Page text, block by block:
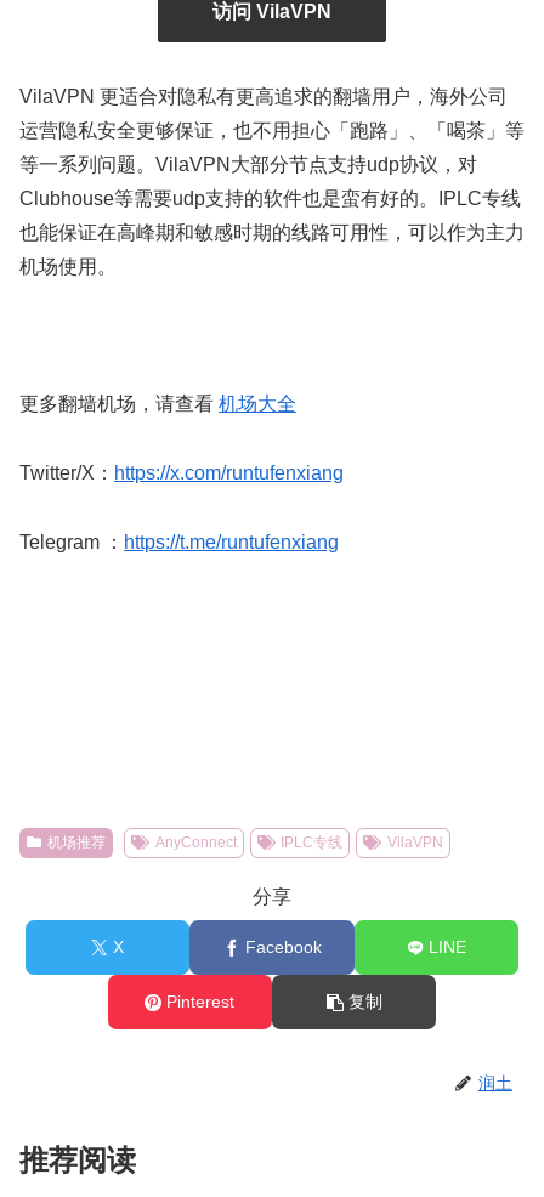
访问 VilaVPN
VilaVPN 更适合对隐私有更高追求的翻墙用户，海外公司
运营隐私安全更够保证，也不用担心「跑路」、「喝茶」等
等一系列问题。VilaVPN大部分节点支持udp协议，对
Clubhouse等需要udp支持的软件也是蛮有好的。IPLC专线
也能保证在高峰期和敏感时期的线路可用性，可以作为主力
机场使用。
更多翻墙机场，请查看 机场大全
Twitter/X： https://x.com/runtufenxiang
Telegram ： https://t.me/runtufenxiang
机场推荐 AnyConnect IPLC专线 VilaVPN
分享
X Facebook LINE
Pinterest 复制
润土
推荐阅读